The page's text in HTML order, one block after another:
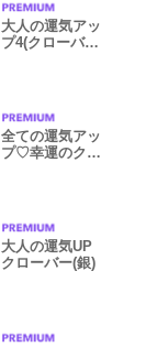
大人の運気アッ
プ4(クローバ
全ての運気アッ
プ♡幸運のクロ
大人の運気UP
クローバー(銀)